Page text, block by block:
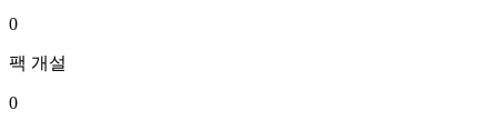
0
팩 개설
0